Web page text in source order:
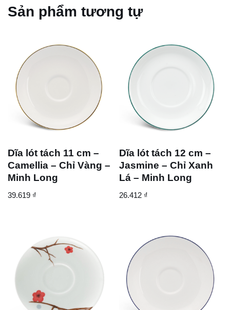
Sản phẩm tương tự
Dĩa lót tách 11 cm –
Camellia – Chỉ Vàng –
Minh Long
39.619 ₫
Dĩa lót tách 12 cm –
Jasmine – Chỉ Xanh
Lá – Minh Long
26.412 ₫